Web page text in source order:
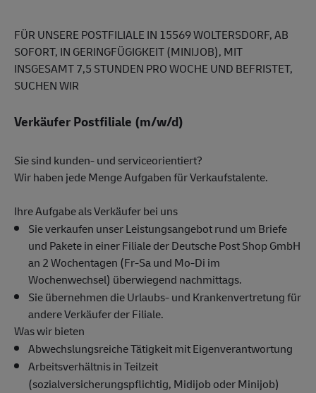
FÜR UNSERE POSTFILIALE IN 15569 WOLTERSDORF, AB
SOFORT, IN GERINGFÜGIGKEIT (MINIJOB), MIT
INSGESAMT 7,5 STUNDEN PRO WOCHE UND BEFRISTET,
SUCHEN WIR
Verkäufer Postfiliale (m/w/d)
Sie sind kunden- und serviceorientiert?
Wir haben jede Menge Aufgaben für Verkaufstalente.
Ihre Aufgabe als Verkäufer bei uns
Sie verkaufen unser Leistungsangebot rund um Briefe
und Pakete in einer Filiale der Deutsche Post Shop GmbH
an 2 Wochentagen (Fr-Sa und Mo-Di im
Wochenwechsel) überwiegend nachmittags.
Sie übernehmen die Urlaubs- und Krankenvertretung für
andere Verkäufer der Filiale.
Was wir bieten
Abwechslungsreiche Tätigkeit mit Eigenverantwortung
Arbeitsverhältnis in Teilzeit
(sozialversicherungspflichtig, Midijob oder Minijob)